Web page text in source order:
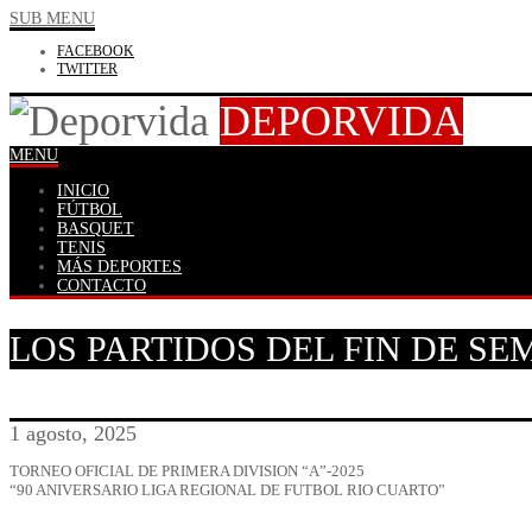
SUB MENU
FACEBOOK
TWITTER
DEPORVIDA
MENU
INICIO
FÚTBOL
BASQUET
TENIS
MÁS DEPORTES
CONTACTO
LOS PARTIDOS DEL FIN DE
1 agosto, 2025
TORNEO OFICIAL DE PRIMERA DIVISION “A”-2025
“90 ANIVERSARIO LIGA REGIONAL DE FUTBOL RIO CUARTO”